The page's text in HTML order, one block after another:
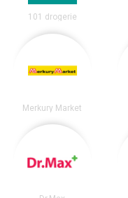
101 drogerie
Merkury Market